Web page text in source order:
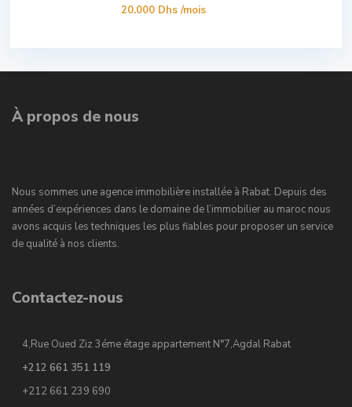
20.000 Dhs/mois
À propos de nous
Nous sommes une agence immobilière installée à Rabat. Depuis des
années d’expériences dans le domaine de l’immobilier au maroc nous
avons acquis les techniques les plus fiables pour proposer un service
de qualité à nos clients.
Contactez-nous
4,Rue Oued Ziz 3éme étage appartement N°7,Agdal Rabat
+212 661 351 119
+212 661 239 690